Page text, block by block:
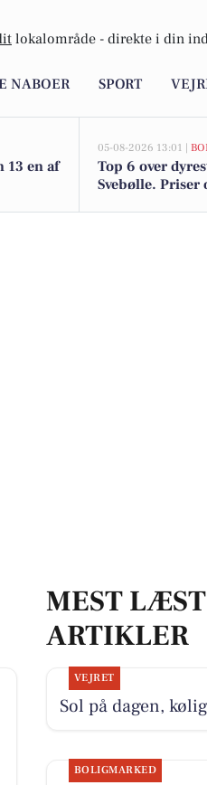
lokalområde - direkte i din
NABOER SPORT
13 en af
05-08-2026 13:01 |
Top 6 over
Svebølle.
MEST
ARTIKLER
VEJRET
Sol på dagen,
BOLIGMARKED